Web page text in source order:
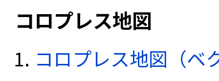
コロプレス地図
コロプレス地図（ベ